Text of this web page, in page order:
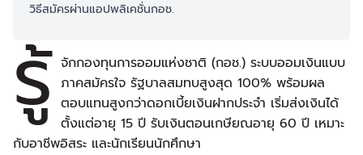
วิธีสมัครผ่านแอปพลิเคชั่นกอช.
รู้ จักกองทุนการออมแห่งชาติ (กอช.) ระบบออมเงินแบบ
ภาคสมัครใจ รัฐบาลสมทบสูงสุด 100% พร้อมผล
ตอบแทนสูงกว่าดอกเบี้ยเงินฝากประจำ เริ่มส่งเงินได้
ตั้งแต่อายุ 15 ปี รับเงินตอนเกษียณอายุ 60 ปี เหมาะ
กับอาชีพอิสระ และนักเรียนนักศึกษา